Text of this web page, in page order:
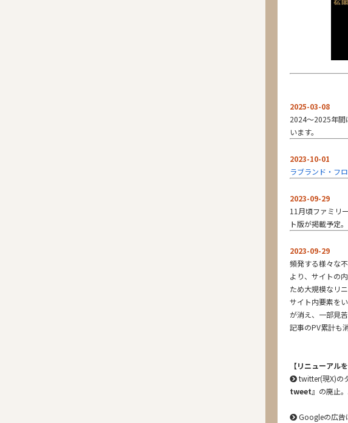
2025-03-08
2024～2025年間
います。
2023-10-01
ラブランド・フ
2023-09-29
11月頃ファミリ
ト版が掲載予定。
2023-09-29
頻発する様々な
より、サイトの
ため大規模なリ
サイト内要素を
が消え、一部見
記事のPV累計も
【リニューアル
twitter(現X)の
tweet』の廃止
Googleの広告